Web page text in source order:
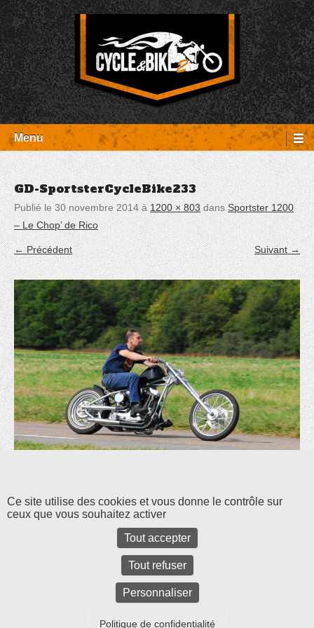
Aller
au
contenu
Cycle et Bike
Entretien Harley-Davidson, préparation et custom, boutique, pièces
détachées Rambouillet
Menu
GD-SportsterCycleBike233
Publié le 30 novembre 2014à1200 × 803dansSportster 1200
– Le Chop’ de Rico
← Précédent Suivant →
Panneau de gestion des cookies
Ce site utilise des cookies et vous donne le contrôle sur
ceux que vous souhaitez activer
Tout accepter
Tout refuser
Personnaliser
Politique de confidentialité